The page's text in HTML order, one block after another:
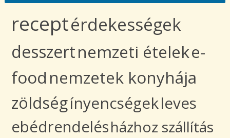
receptérdekességek
desszertnemzeti ételeke-
food nemzetek konyhája
zöldségínyencségekleves
ebédrendelésházhoz szállítás